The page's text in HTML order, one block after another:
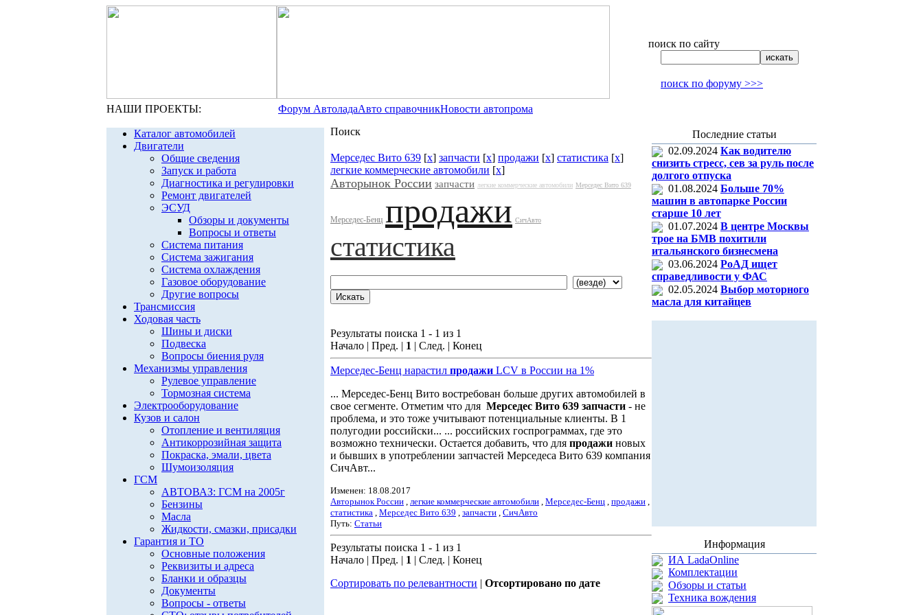
поиск по сайту
поиск по форуму >>>
НАШИ ПРОЕКТЫ: Форум АвтоладаАвто справочникНовости автопрома
Каталог автомобилей
Двигатели
Общие сведения
Запуск и работа
Диагностика и регулировки
Ремонт двигателей
ЭСУД
Обзоры и документы
Вопросы и ответы
Система питания
Система зажигания
Система охлаждения
Газовое оборудование
Другие вопросы
Трансмиссия
Ходовая часть
Шины и диски
Подвеска
Вопросы биения руля
Механизмы управления
Рулевое управление
Тормозная система
Электрооборудование
Кузов и салон
Отопление и вентиляция
Антикоррозийная защита
Покраска, эмали, цвета
Шумоизоляция
ГСМ
АВТОВАЗ: ГСМ на 2005г
Бензины
Масла
Жидкости, смазки, присадки
Гарантия и ТО
Основные положения
Реквизиты и адреса
Бланки и образцы
Документы
Вопросы - ответы
Поиск
Мерседес Вито 639 [x] запчасти [x] продажи [x] статистика [x]
легкие коммерческие автомобили [x]
Авторынок России запчасти легкие коммерческие автомобили Мерседес Вито 639
Мерседес-Бенц продажи СичАвто
статистика
Результаты поиска 1 - 1 из 1
Начало | Пред. | 1 | След. | Конец
Мерседес-Бенц нарастил продажи LCV в России на 1%
... Мерседес-Бенц Вито востребован больше других автомобилей в
свое сегменте. Отметим что для Мерседес Вито 639 запчасти - не
проблема, и это тоже учитывают потенциальные клиенты. В 1
полугодии российски... ... российских госпрограммах, где это
возможно технически. Остается добавить, что для продажи новых
и бывших в употреблении запчастей Мерседеса Вито 639 компания
СичАвт...
Изменен: 18.08.2017
Авторынок России , легкие коммерческие автомобили , Мерседес-Бенц , продажи ,
статистика , Мерседес Вито 639 , запчасти , СичАвто
Путь: Статьи
Результаты поиска 1 - 1 из 1
Начало | Пред. | 1 | След. | Конец
Сортировать по релевантности | Отсортировано по дате
Последние статьи
02.09.2024 Как водителю
снизить стресс, сев за руль после
долгого отпуска
01.08.2024 Больше 70%
машин в автопарке России
старше 10 лет
01.07.2024 В центре Москвы
трое на БМВ похитили
итальянского бизнесмена
03.06.2024 РоАД ищет
справедливости у ФАС
02.05.2024 Выбор моторного
масла для китайцев
Информация
ИА LadaOnline
Комплектации
Обзоры и статьи
Техника вождения